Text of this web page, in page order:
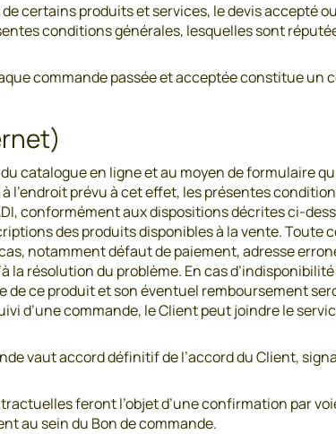
certains produits et services, le devis accepté
conditions générales, lesquelles sont
commande passée et acceptée constitue un
catalogue en ligne et au moyen de formulaire
prévu à cet effet, les présentes
conformément aux dispositions décrites ci-
des produits disponibles à la vente.
notamment défaut de paiement, adresse
la résolution du problème. En cas
de ce produit et son éventuel remboursement
d’une commande, le Client peut joindre le
vaut accord définitif de l’accord du Client,
feront l’objet d’une confirmation par
au sein du Bon de commande.